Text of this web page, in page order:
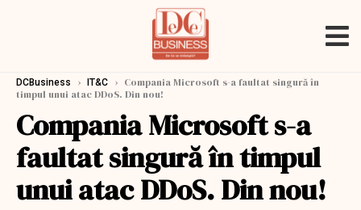
DCBusiness › IT&C › Compania Microsoft s-a faultat singură în
timpul unui atac DDoS. Din nou!
Compania Microsoft s-a
faultat singură în timpul
unui atac DDoS. Din nou!